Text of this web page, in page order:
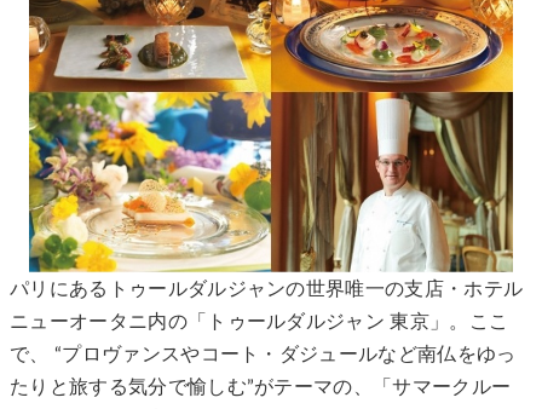
パリにあるトゥールダルジャンの世界唯一の支店・ホテル
ニューオータニ内の「トゥールダルジャン 東京」。ここ
で、 “プロヴァンスやコート・ダジュールなど南仏をゆっ
たりと旅する気分で愉しむ”がテーマの、「サマークルー